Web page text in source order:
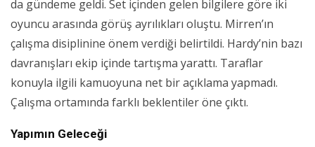
da gündeme geldi. Set içinden gelen bilgilere göre iki
oyuncu arasında görüş ayrılıkları oluştu. Mirren’ın
çalışma disiplinine önem verdiği belirtildi. Hardy’nin bazı
davranışları ekip içinde tartışma yarattı. Taraflar
konuyla ilgili kamuoyuna net bir açıklama yapmadı.
Çalışma ortamında farklı beklentiler öne çıktı.
Yapımın Geleceği